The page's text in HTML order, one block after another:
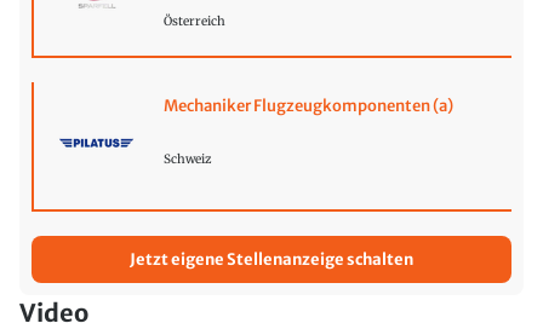
Österreich
Mechaniker Flugzeugkomponenten (a)
Schweiz
Jetzt eigene Stellenanzeige schalten
Video